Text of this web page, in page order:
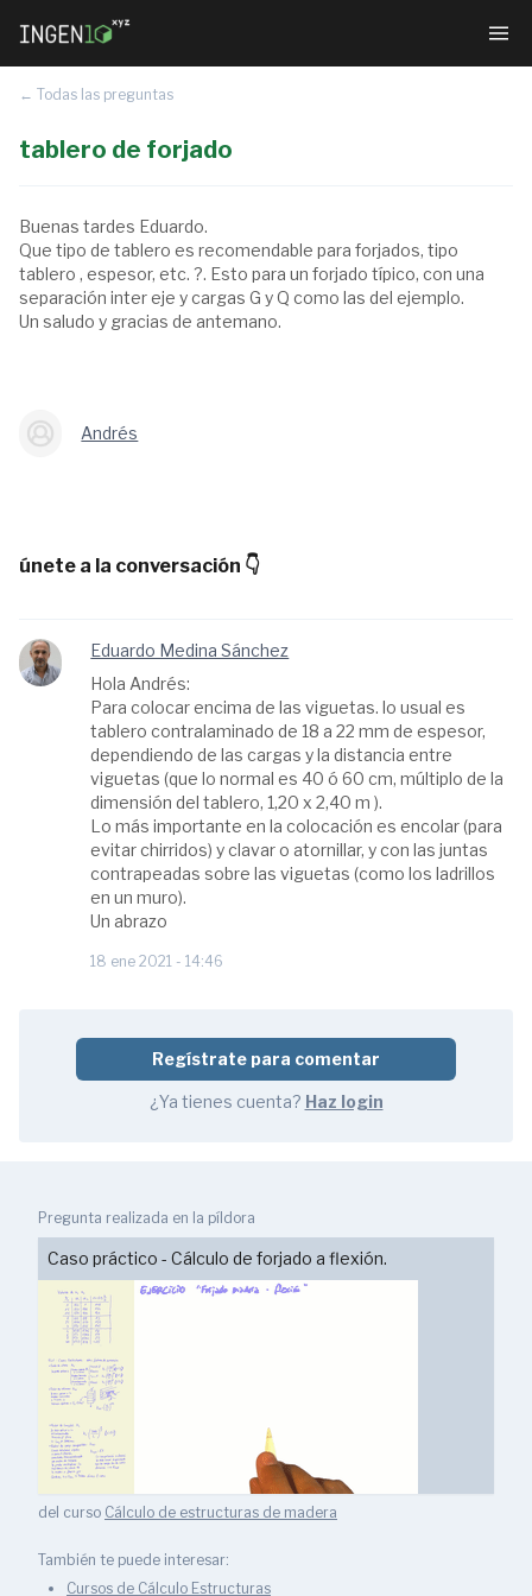
← Todas las preguntas
tablero de forjado
Buenas tardes Eduardo.
Que tipo de tablero es recomendable para forjados, tipo
tablero , espesor, etc. ?. Esto para un forjado típico, con una
separación inter eje y cargas G y Q como las del ejemplo.
Un saludo y gracias de antemano.
Andrés
únete a la conversación 👇
Eduardo Medina Sánchez
Hola Andrés:
Para colocar encima de las viguetas. lo usual es
tablero contralaminado de 18 a 22 mm de espesor,
dependiendo de las cargas y la distancia entre
viguetas (que lo normal es 40 ó 60 cm, múltiplo de la
dimensión del tablero, 1,20 x 2,40 m ).
Lo más importante en la colocación es encolar (para
evitar chirridos) y clavar o atornillar, y con las juntas
contrapeadas sobre las viguetas (como los ladrillos
en un muro).
Un abrazo
18 ene 2021 - 14:46
Regístrate para comentar
¿Ya tienes cuenta? Haz login
Pregunta realizada en la píldora
Caso práctico - Cálculo de forjado a flexión.
del curso Cálculo de estructuras de madera
También te puede interesar:
Cursos de Cálculo Estructuras